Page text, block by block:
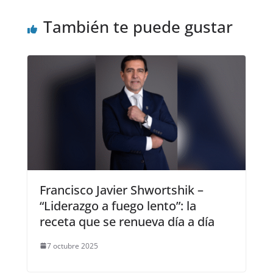
También te puede gustar
Francisco Javier Shwortshik –
“Liderazgo a fuego lento”: la
receta que se renueva día a día
7 octubre 2025